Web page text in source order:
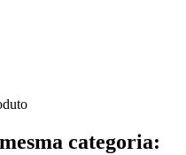
categoria: